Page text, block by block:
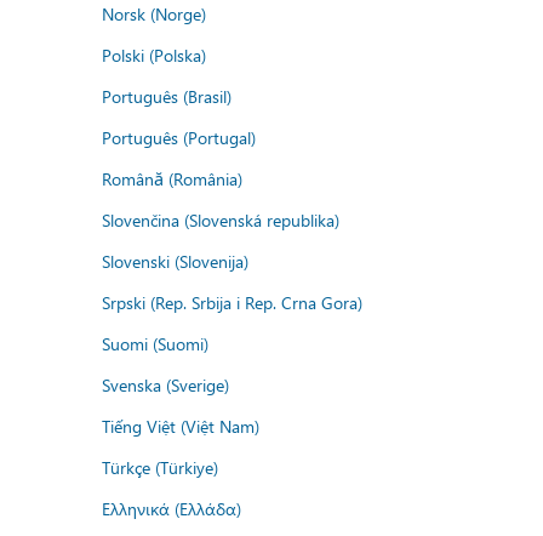
Norsk (Norge)
Polski (Polska)
Português (Brasil)
Português (Portugal)
Română (România)
Slovenčina (Slovenská republika)
Slovenski (Slovenija)
Srpski (Rep. Srbija i Rep. Crna Gora)
Suomi (Suomi)
Svenska (Sverige)
Tiếng Việt (Việt Nam)
Türkçe (Türkiye)
Ελληνικά (Ελλάδα)